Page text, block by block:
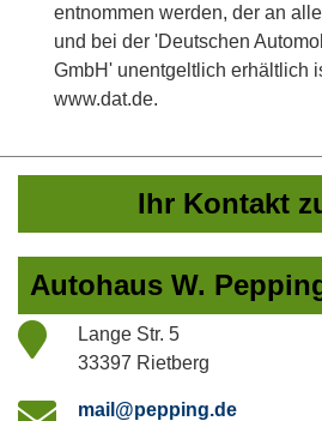
entnommen werden, der an
und bei der 'Deutschen
GmbH' unentgeltlich erhältlich
www.dat.de.
Ihr Kontakt
Autohaus W.
Lange Str. 5
33397 Rietberg
mail@pepping.de